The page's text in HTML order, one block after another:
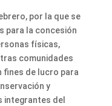
por la que se
para la concesión
físicas,
comunidades
fines de lucro para
y
integrantes del